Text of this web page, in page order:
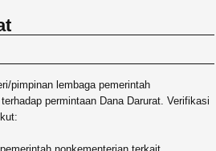
pimpinan lembaga pemerintah
permintaan Dana Darurat. Verifikasi